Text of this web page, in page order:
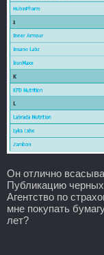
Он отлично
Публикацию
Агентство по
мне покупать
лет?